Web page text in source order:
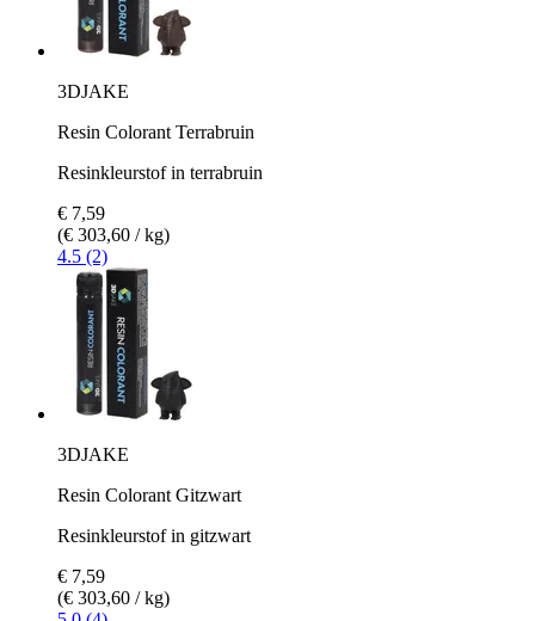
3DJAKE
Resin Colorant Terrabruin
Resinkleurstof in terrabruin
€ 7,59
(€ 303,60 / kg)
4.5 (2)
3DJAKE
Resin Colorant Gitzwart
Resinkleurstof in gitzwart
€ 7,59
(€ 303,60 / kg)